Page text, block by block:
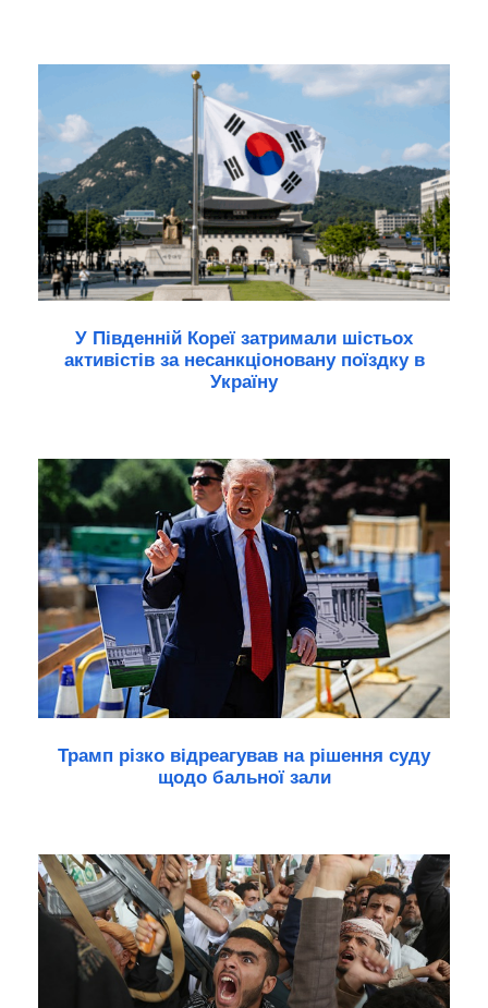
У Південній Кореї затримали шістьох
активістів за несанкціоновану поїздку в
Україну
Трамп різко відреагував на рішення суду
щодо бальної зали